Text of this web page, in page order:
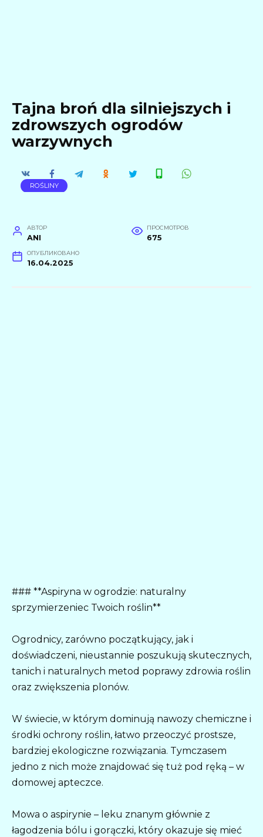
Tajna broń dla silniejszych i
zdrowszych ogrodów
warzywnych
ROŚLINY
АВТОР
ANI
ПРОСМОТРОВ
675
ОПУБЛИКОВАНО
16.04.2025
### **Aspiryna w ogrodzie: naturalny
sprzymierzeniec Twoich roślin**
Ogrodnicy, zarówno początkujący, jak i
doświadczeni, nieustannie poszukują skutecznych,
tanich i naturalnych metod poprawy zdrowia roślin
oraz zwiększenia plonów.
W świecie, w którym dominują nawozy chemiczne i
środki ochrony roślin, łatwo przeoczyć prostsze,
bardziej ekologiczne rozwiązania. Tymczasem
jedno z nich może znajdować się tuż pod ręką – w
domowej apteczce.
Mowa o aspirynie – leku znanym głównie z
łagodzenia bólu i gorączki, który okazuje się mieć